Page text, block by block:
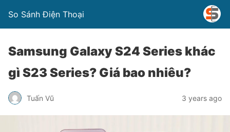
So Sánh Điện Thoại
Samsung Galaxy S24 Series khác
gì S23 Series? Giá bao nhiêu?
Tuấn Vũ 3 years ago